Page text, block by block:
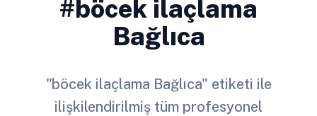
#böcek ilaçlama
Bağlıca
"böcek ilaçlama Bağlıca" etiketi ile
ilişkilendirilmiş tüm profesyonel